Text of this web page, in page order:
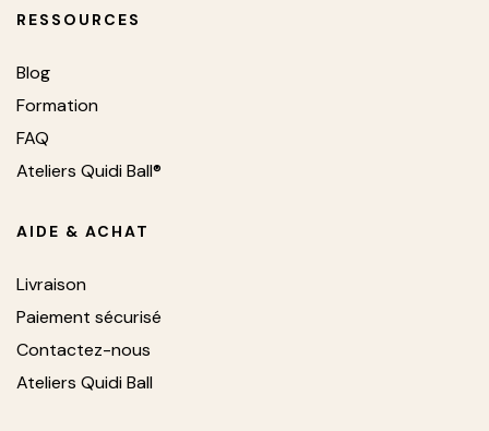
RESSOURCES
Blog
Formation
FAQ
Ateliers Quidi Ball®
AIDE & ACHAT
Livraison
Paiement sécurisé
Contactez-nous
Ateliers Quidi Ball